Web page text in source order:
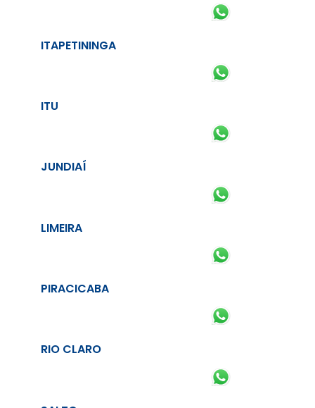
ITAPETININGA
ITU
JUNDIAÍ
LIMEIRA
PIRACICABA
RIO CLARO